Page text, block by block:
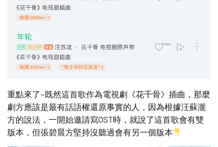
重點來了~既然這首歌作為電視劇《花千骨》插曲，那麼
劇方應該是最有話語權還原事實的人，因為根據汪蘇瀧
方的說法，一開始邀請寫OST時，就說了這首歌會有雙
版本，但張碧晨方堅持沒聽過會有另一個版本